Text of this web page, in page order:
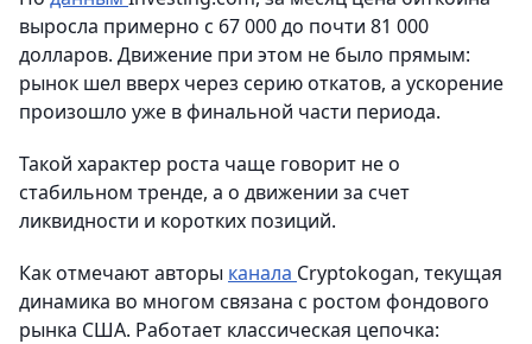
выросла примерно с 67 000 до почти 81 000
долларов. Движение при этом не было прямым:
рынок шел вверх через серию откатов, а ускорение
произошло уже в финальной части периода.
Такой характер роста чаще говорит не о
стабильном тренде, а о движении за счет
ликвидности и коротких позиций.
Как отмечают авторы канала Сryptokogan, текущая
динамика во многом связана с ростом фондового
рынка США. Работает классическая цепочка: